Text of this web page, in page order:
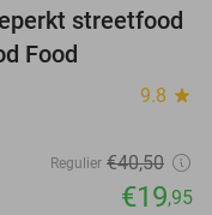
51%
streetfood
Food
9.8 star
Regulier €40,50
€19,95